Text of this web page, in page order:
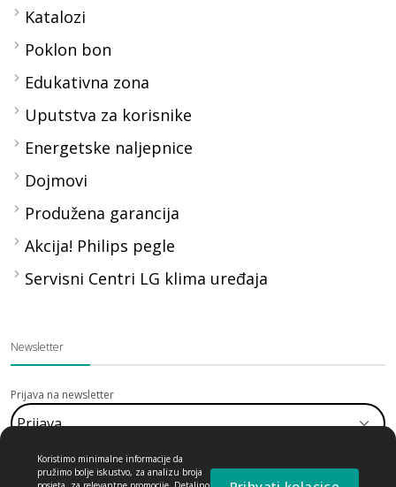
Katalozi
Poklon bon
Edukativna zona
Uputstva za korisnike
Energetske naljepnice
Dojmovi
Produžena garancija
Akcija! Philips pegle
Servisni Centri LG klima uređaja
Newsletter
Prijava na newsletter
Koristimo minimalne informacije da
pružimo bolje iskustvo, za analizu broja